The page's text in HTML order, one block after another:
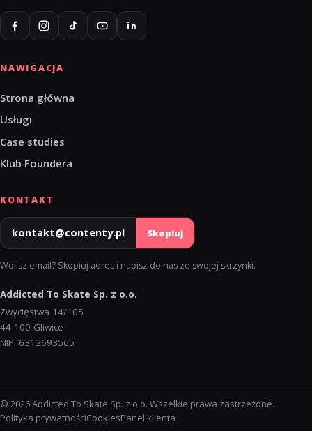
NAWIGACJA
Strona główna
Usługi
Case studies
Klub Foundera
KONTAKT
kontakt@contenty.pl Skopiuj
Wolisz email? Skopiuj adres i napisz do nas ze swojej skrzynki.
Addicted To Skate Sp. z o.o.
Zwycięstwa 14/105
44-100 Gliwice
NIP: 6312693565
© 2026 Addicted To Skate Sp. z o.o. Wszelkie prawa zastrzeżone.
Polityka prywatnościCookiesPanel klienta